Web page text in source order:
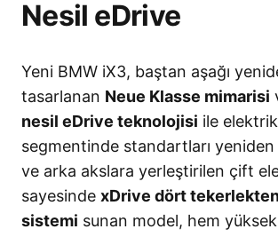
Nesil eDrive
Yeni BMW iX3, baştan aşağı
tasarlanan Neue Klasse mimarisi
nesil eDrive teknolojisi ile
segmentinde standartları
ve arka akslara yerleştirilen çift
sayesinde xDrive dört
sistemi sunan model, hem